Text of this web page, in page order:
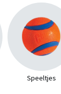
Speeltjes